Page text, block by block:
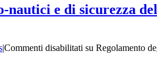
nautici e di sicurezza
|Commenti disabilitati su Regolamento